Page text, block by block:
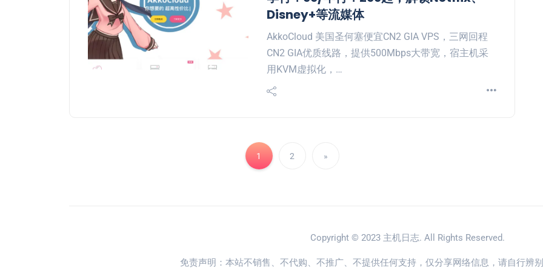
Disney+等流媒体
AkkoCloud 美国圣何塞便宜CN2 GIA VPS，三网回程
CN2 GIA优质线路，提供500Mbps大带宽，宿主机采
用KVM虚拟化，…
1 2 »
Copyright © 2023 主机日志. All Rights Reserved.
免责声明：本站不销售、不代购、不推广、不提供任何支持，仅分享网络信息，请自行辨